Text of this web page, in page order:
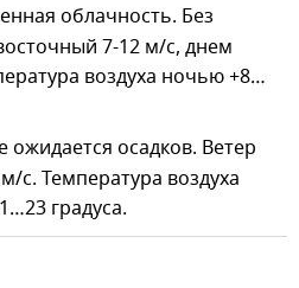
облачность. Без
7-12 м/с, днем
воздуха ночью +8…
ожидается осадков. Ветер
с. Температура воздуха
градуса.